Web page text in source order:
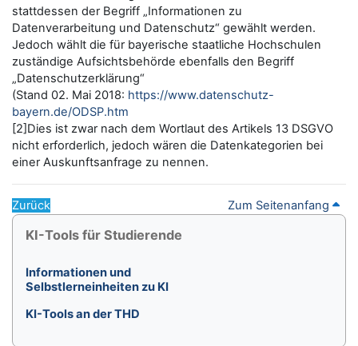
stattdessen der Begriff „Informationen zu
Datenverarbeitung und Datenschutz“ gewählt werden.
Jedoch wählt die für bayerische staatliche Hochschulen
zuständige Aufsichtsbehörde ebenfalls den Begriff
„Datenschutzerklärung“
(Stand 02. Mai 2018: https://www.datenschutz-
bayern.de/ODSP.htm
[2]Dies ist zwar nach dem Wortlaut des Artikels 13 DSGVO
nicht erforderlich, jedoch wären die Datenkategorien bei
einer Auskunftsanfrage zu nennen.
Zurück Zum Seitenanfang
Blöcke
KI-Tools für Studierende überspringen
KI-Tools für Studierende
Informationen und
Selbstlerneinheiten zu KI
KI-Tools an der THD